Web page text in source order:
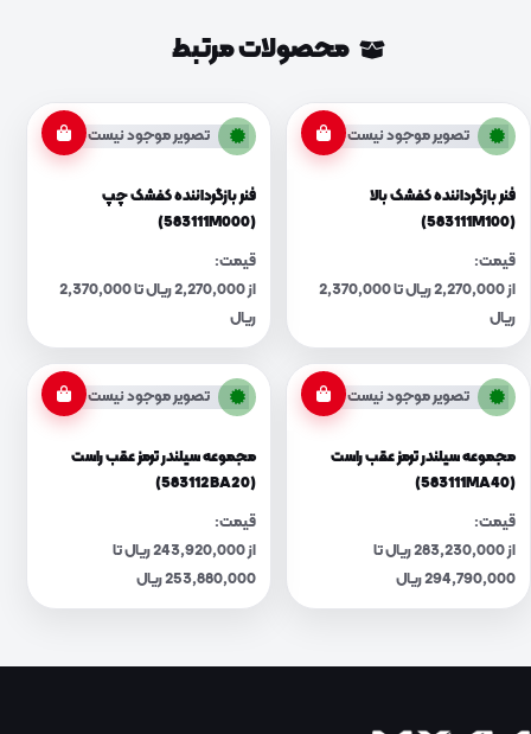
محصولات مرتبط
تصویر موجود نیست
فنر بازگرداننده کفشک بالا
(583111M100)
قیمت:
از 2,270,000 ریال تا 2,370,000
ریال
تصویر موجود نیست
فنر بازگرداننده کفشک چپ
(583111M000)
قیمت:
از 2,270,000 ریال تا 2,370,000
ریال
تصویر موجود نیست
مجموعه سیلندر ترمز عقب راست
(583111MA40)
قیمت:
از 283,230,000 ریال تا
294,790,000 ریال
تصویر موجود نیست
مجموعه سیلندر ترمز عقب راست
(583112BA20)
قیمت:
از 243,920,000 ریال تا
253,880,000 ریال